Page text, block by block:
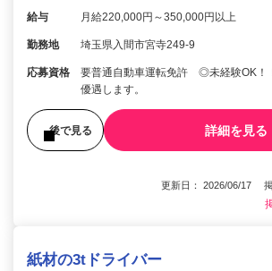
給与 月給220,000円～350,000円以上
勤務地 埼玉県入間市宮寺249-9
応募資格
要普通自動車運転免許 ◎未経験OK
優遇します。
後で見る 詳細を見る
更新日： 2026/06/17 掲
紙材の3tドライバー